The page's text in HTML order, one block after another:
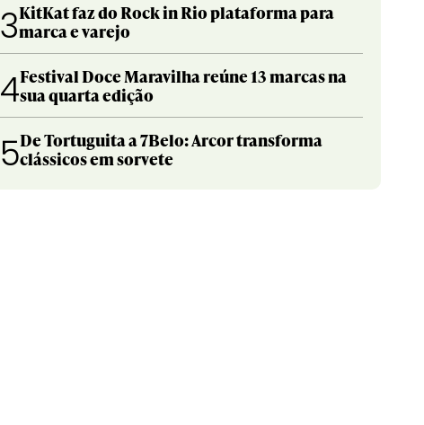
3KitKat faz do Rock in Rio plataforma para
marca e varejo
4Festival Doce Maravilha reúne 13 marcas na
sua quarta edição
5De Tortuguita a 7Belo: Arcor transforma
clássicos em sorvete